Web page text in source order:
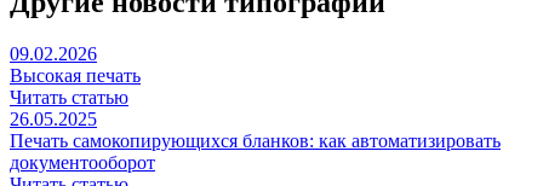
09.02.2026
Высокая печать
Читать статью
26.05.2025
Печать самокопирующихся бланков: как автоматизировать
документооборот